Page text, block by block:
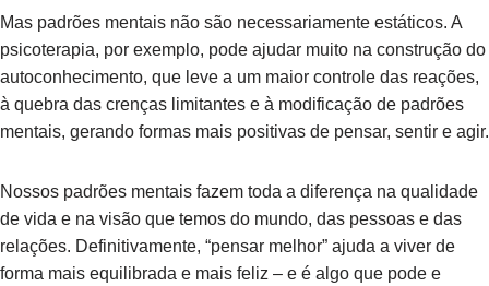
Mas padrões mentais não são necessariamente estáticos. A
psicoterapia, por exemplo, pode ajudar muito na construção do
autoconhecimento, que leve a um maior controle das reações,
à quebra das crenças limitantes e à modificação de padrões
mentais, gerando formas mais positivas de pensar, sentir e agir.
Nossos padrões mentais fazem toda a diferença na qualidade
de vida e na visão que temos do mundo, das pessoas e das
relações. Definitivamente, “pensar melhor” ajuda a viver de
forma mais equilibrada e mais feliz – e é algo que pode e